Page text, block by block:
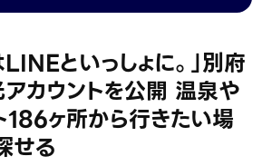
といっしょに。」別府
カウントを公開 温泉や
186ヶ所から行きたい場
せる